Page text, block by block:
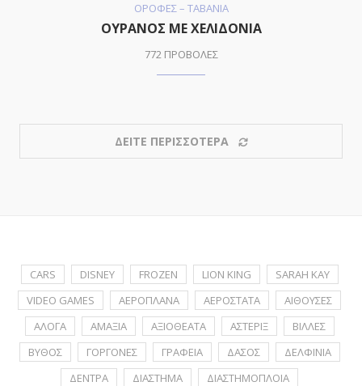
ΟΡΟΦΕΣ – ΤΑΒΑΝΙΑ
ΟΥΡΑΝΟΣ ΜΕ ΧΕΛΙΔΟΝΙΑ
772 ΠΡΟΒΟΛΕΣ
ΔΕΙΤΕ ΠΕΡΙΣΣΟΤΕΡΑ
CARS DISNEY FROZEN LION KING
SARAH KAY
VIDEO GAMES
ΑΕΡΟΠΛΑΝΑ ΑΕΡΟΣΤΑΤΑ
ΑΙΘΟΥΣΕΣ
ΑΛΟΓΑ
ΑΜΑΞΙΑ ΑΞΙΟΘΕΑΤΑ ΑΣΤΕΡΙΞ
ΒΙΛΛΕΣ
ΒΥΘΟΣ
ΓΟΡΓΟΝΕΣ ΓΡΑΦΕΙΑ ΔΑΣΟΣ
ΔΕΛΦΙΝΙΑ
ΔΕΝΤΡΑ
ΔΙΑΣΤΗΜΑ
ΔΙΑΣΤΗΜΟΠΛΟΙΑ